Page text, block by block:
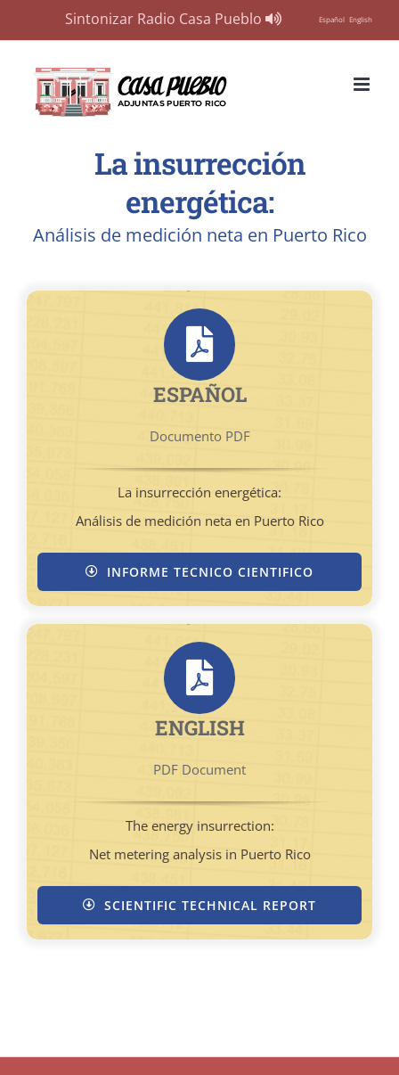
Sintonizar Radio Casa Pueblo Español English
content
La insurrección
energética:
Análisis de medición neta en Puerto Rico
ESPAÑOL
Documento PDF
La insurrección energética:
Análisis de medición neta en Puerto Rico
INFORME TECNICO CIENTIFICO
ENGLISH
PDF Document
The energy insurrection:
Net metering analysis in Puerto Rico
SCIENTIFIC TECHNICAL REPORT